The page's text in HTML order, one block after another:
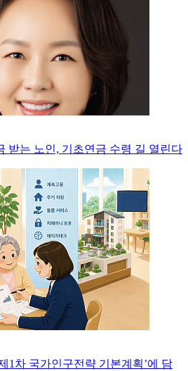
받는 노인, 기초연금 수령 길 열린다
1차 국가인구전략 기본계획’에 담